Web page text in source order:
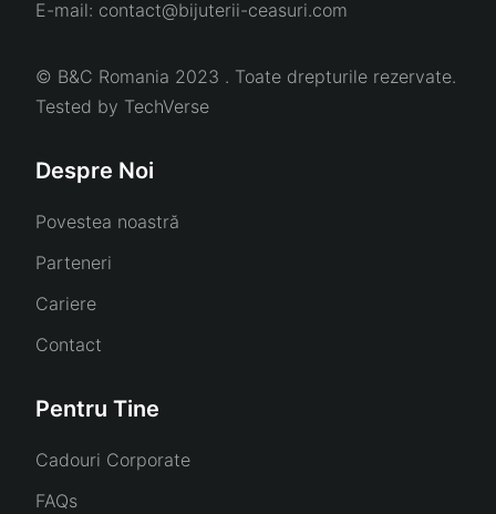
E-mail: contact@bijuterii-ceasuri.com
© B&C Romania 2023 . Toate drepturile rezervate.
Tested by TechVerse
Despre Noi
Povestea noastră
Parteneri
Cariere
Contact
Pentru Tine
Cadouri Corporate
FAQs